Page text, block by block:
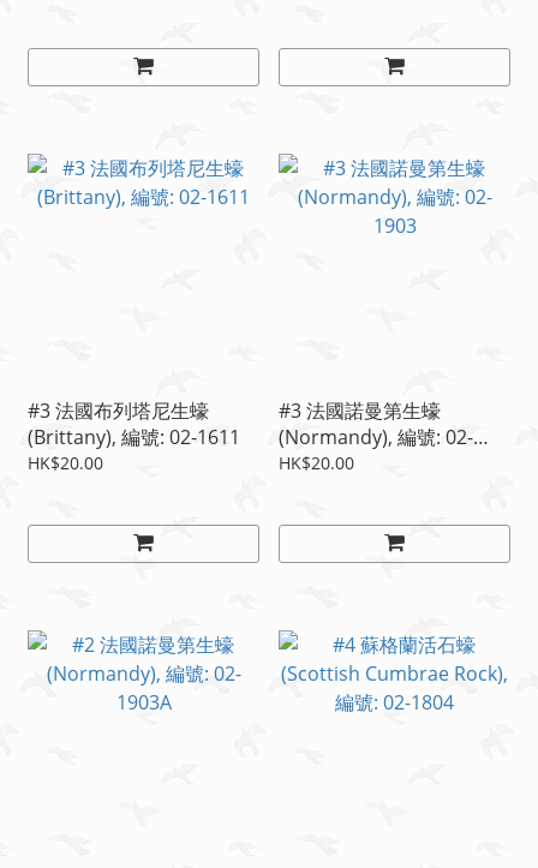
#3 法國布列塔尼生蠔
(Brittany), 編號: 02-1611
HK$20.00
#3 法國諾曼第生蠔
(Normandy), 編號: 02-
1903
HK$20.00